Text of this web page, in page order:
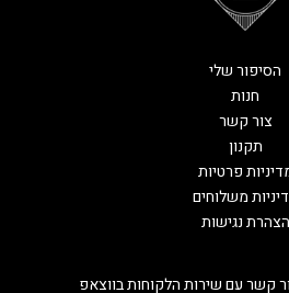
קשר עם שירות הלקוחות בווצאפ
הסיפור שלי
חנות
צור קשר
תקנון
פרטיות
משלוחים
הצהרת נגישות